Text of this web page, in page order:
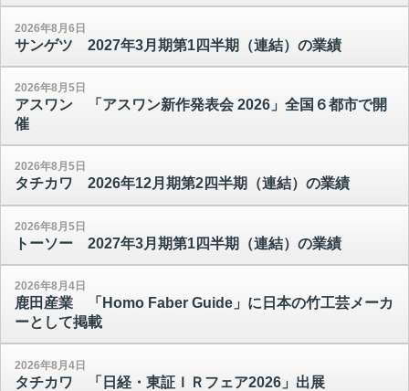
2026年8月6日
サンゲツ 2027年3月期第1四半期（連結）の業績
2026年8月5日
アスワン 「アスワン新作発表会 2026」全国６都市で開
催
2026年8月5日
タチカワ 2026年12月期第2四半期（連結）の業績
2026年8月5日
トーソー 2027年3月期第1四半期（連結）の業績
2026年8月4日
鹿田産業 「Homo Faber Guide」に日本の竹工芸メーカ
ーとして掲載
2026年8月4日
タチカワ 「日経・東証ＩＲフェア2026」出展